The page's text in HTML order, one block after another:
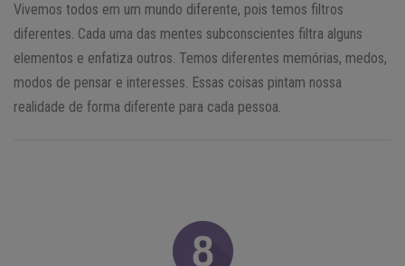
Vivemos todos em um mundo diferente, pois temos filtros
diferentes. Cada uma das mentes subconscientes filtra alguns
elementos e enfatiza outros. Temos diferentes memórias, medos,
modos de pensar e interesses. Essas coisas pintam nossa
realidade de forma diferente para cada pessoa.